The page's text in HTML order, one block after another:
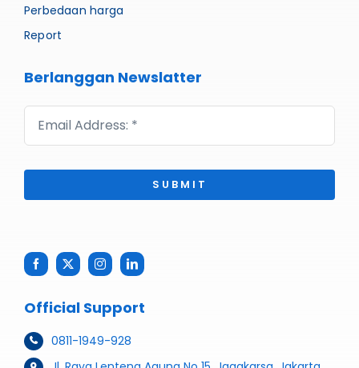
Perbedaan harga
Report
Berlanggan Newslatter
SUBMIT
Official Support
0811-1949-928